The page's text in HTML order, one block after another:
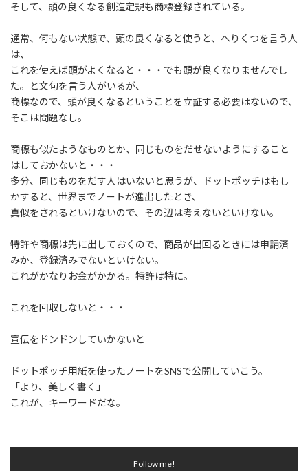
そして、頭の良くなる創造定規も商標登録されている。
通常、何もない状態で、頭の良くなると使うと、へりくつを言う人
は、
これを使えば頭がよくなると・・・でも頭が良くなりませんでし
た。と文句を言う人がいるが、
商標なので、頭が良くなるということを立証する必要はないので、
そこは問題なし。
商標も似たようなものとか、同じものをだせないようにすること
はしておかないと・・・
多分、同じものをだす人はいないと思うが、ドットポッチはもし
かすると、世界までノートが進出したとき、
真似をされるといけないので、その辺は考えないといけない。
特許や商標は先に出しておくので、商品が出回るときには申請済
みか、登録済みでないといけない。
これがかなりお金がかかる。特許は特に。
これを回収しないと・・・
宣伝をドンドンしていかないと
ドットポッチ用紙を使ったノートをSNSで公開していこう。
「より、美しく書く」
これが、キーワードだな。
Follow me!